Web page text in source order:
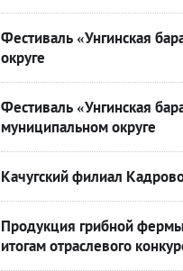
Фестиваль «Унгинская
округе
Фестиваль «Унгинская
муниципальном округе
Качугский филиал
Продукция грибной фермы
итогам отраслевого